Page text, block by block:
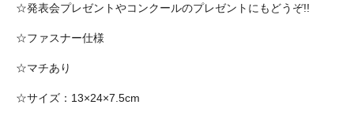
☆発表会プレゼントやコンクールのプレゼントにもどうぞ!!
☆ファスナー仕様
☆マチあり
☆サイズ：13×24×7.5cm